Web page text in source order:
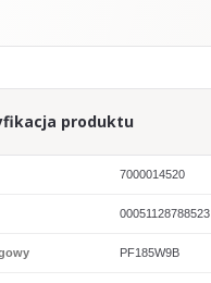
produktu
7000014520
00051128788523
PF185W9B